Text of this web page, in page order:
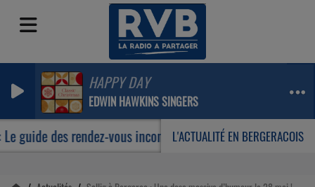
HAPPY DAY
EDWIN HAWKINS SINGERS
L'ACTUALITÉ EN BERGERACOIS
des rendez-vous incontournables de votre été